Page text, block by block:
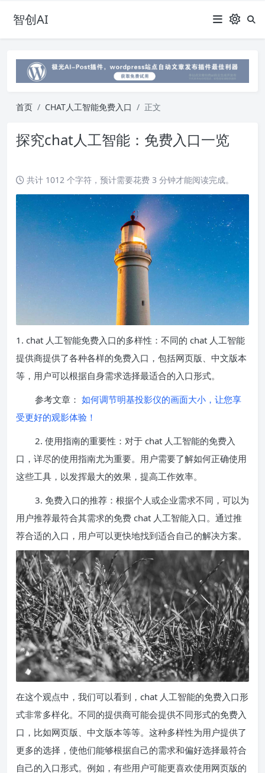
智创AI
首页 CHAT人工智能免费入口 正文
探究chat人工智能：免费入口一览
共计 1012 个字符，预计需要花费 3 分钟才能阅读完成。
1. chat 人工智能免费入口的多样性：不同的 chat 人工智能
提供商提供了各种各样的免费入口，包括网页版、中文版本
等，用户可以根据自身需求选择最适合的入口形式。
参考文章： 如何调节明基投影仪的画面大小，让您享
受更好的观影体验！
2. 使用指南的重要性：对于 chat 人工智能的免费入
口，详尽的使用指南尤为重要。用户需要了解如何正确使用
这些工具，以发挥最大的效果，提高工作效率。
3. 免费入口的推荐：根据个人或企业需求不同，可以为
用户推荐最符合其需求的免费 chat 人工智能入口。通过推
荐合适的入口，用户可以更快地找到适合自己的解决方案。
在这个观点中，我们可以看到，chat 人工智能的免费入口形
式非常多样化。不同的提供商可能会提供不同形式的免费入
口，比如网页版、中文版本等等。这种多样性为用户提供了
更多的选择，使他们能够根据自己的需求和偏好选择最符合
自己的入口形式。例如，有些用户可能更喜欢使用网页版的